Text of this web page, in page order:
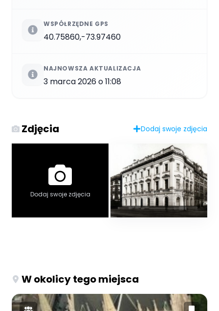
WSPÓŁRZĘDNE GPS
40.75860,-73.97460
NAJNOWSZA AKTUALIZACJA
3 marca 2026 o 11:08
Zdjęcia Dodaj swoje zdjęcia
Dodaj swoje zdjęcia
W okolicy tego miejsca